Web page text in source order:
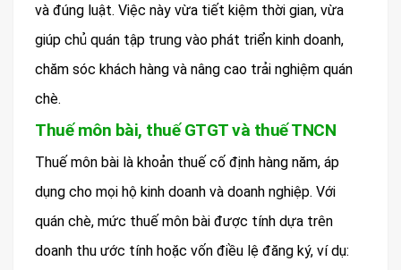
và đúng luật. Việc này vừa tiết kiệm thời gian, vừa
giúp chủ quán tập trung vào phát triển kinh doanh,
chăm sóc khách hàng và nâng cao trải nghiệm quán
chè.
Thuế môn bài, thuế GTGT và thuế TNCN
Thuế môn bài là khoản thuế cố định hàng năm, áp
dụng cho mọi hộ kinh doanh và doanh nghiệp. Với
quán chè, mức thuế môn bài được tính dựa trên
doanh thu ước tính hoặc vốn điều lệ đăng ký, ví dụ: